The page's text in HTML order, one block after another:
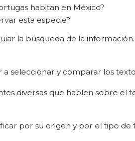
habitan en México?
esta especie?
la búsqueda de la
seleccionar y comparar los
diversas que hablen sobre el
por su origen y por el tipo de